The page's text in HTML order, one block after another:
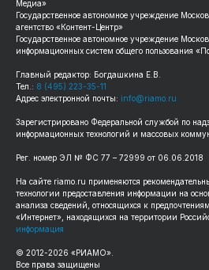
Медиа»
Государственное автономное учреждение
агентство «Контент-Центр»
Государственное автономное учреждение
информационных систем общего пользования
Главный редактор: Богдашкина Е.В.
Тел.: 8 (495) 223-35-11
Адрес электронной почты: info@riamo.ru
Зарегистрировано Федеральной службой по
информационных технологий и массовых
Рег. номер ЭЛ № ФС 77 – 72999 от 06.06.2018
На сайте riamo.ru применяются
технологии предоставления информации на
анализа сведений, относящихся к
«Интернет», находящихся на территории
информация
© 2012-2026 «РИАМО».
Все права защищены